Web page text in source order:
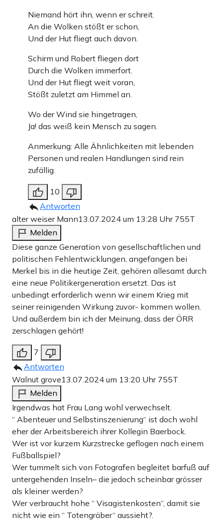
Niemand hört ihn, wenn er schreit.
An die Wolken stößt er schon,
Und der Hut fliegt auch davon.
Schirm und Robert fliegen dort
Durch die Wolken immerfort.
Und der Hut fliegt weit voran,
Stößt zuletzt am Himmel an.
Wo der Wind sie hingetragen,
Ja! das weiß kein Mensch zu sagen.
Anmerkung: Alle Ähnlichkeiten mit lebenden
Personen und realen Handlungen sind rein
zufällig.
10
Antworten
alter weiser Mann13.07.2024 um 13:28 Uhr 755T
Melden
Diese ganze Generation von gesellschaftlichen und
politischen Fehlentwicklungen, angefangen bei
Merkel bis in die heutige Zeit, gehören allesamt durch
eine neue Politikergeneration ersetzt. Das ist
unbedingt erforderlich wenn wir einem Krieg mit
seiner reinigenden Wirkung zuvor- kommen wollen.
Und außerdem bin ich der Meinung, dass der ÖRR
zerschlagen gehört!
7
Antworten
Walnut grove13.07.2024 um 13:20 Uhr 755T
Melden
Irgendwas hat Frau Lang wohl verwechselt.
“ Abenteuer und Selbstinszenierung“ ist doch wohl
eher der Arbeitsbereich ihrer Kollegin Baerbock.
Wer ist vor kurzem Kurzstrecke geflogen nach einem
Fußballspiel?
Wer tummelt sich von Fotografen begleitet barfuß auf
untergehenden Inseln– die jedoch scheinbar grösser
als kleiner werden?
Wer verbraucht hohe “ Visagistenkosten“, damit sie
nicht wie ein “ Totengräber“ aussieht?.